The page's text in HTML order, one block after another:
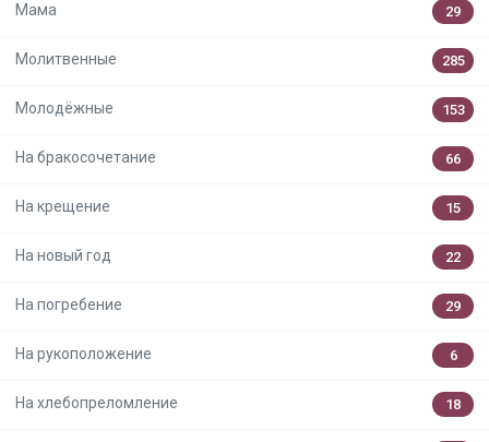
Мама 29
Молитвенные 285
Молодёжные 153
На бракосочетание 66
На крещение 15
На новый год 22
На погребение 29
На рукоположение 6
На хлебопреломление 18